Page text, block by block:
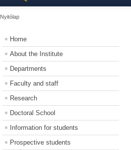
Nyitólap
Home
About the Institute
Departments
Faculty and staff
Research
Doctoral School
Information for students
Prospective students